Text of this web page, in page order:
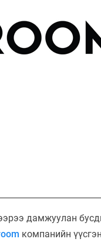
дамжуулан
компанийн